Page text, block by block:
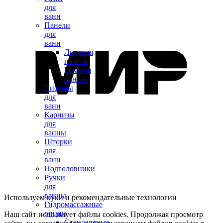
для
ванн
Панели
для
ванн
Лицевая
панель
Боковая
панель
Сифоны
для
ванн
Карнизы
для
ванны
Шторки
для
ванн
Подголовники
Ручки
для
ванны
Гидромассажные
опции
Используем куки и рекомендательные технологии
Наш сайт использует файлы cookies. Продолжая просмотр